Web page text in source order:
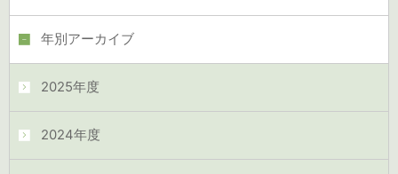
年別アーカイブ
2025年度
2024年度